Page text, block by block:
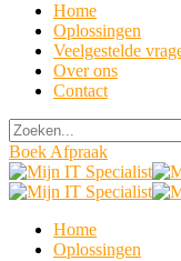
Home
Oplossingen
Veelgestelde
Over ons
Contact
Boek Afpraak
Home
Oplossingen